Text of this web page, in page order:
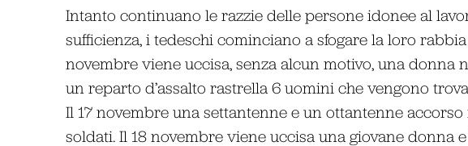
Intanto continuano le razzie delle persone idonee al
sufficienza, i tedeschi cominciano a sfogare la loro
novembre viene uccisa, senza alcun motivo, una donna
un reparto d’assalto rastrella 6 uomini che vengono
Il 17 novembre una settantenne e un ottantenne
soldati. Il 18 novembre viene uccisa una giovane donna